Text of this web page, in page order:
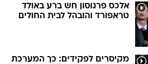
אלכס פרגוסון חש ברע באולד
טראפורד והובהל לבית החולים
מקיסרים לפקידים: כך המערכת